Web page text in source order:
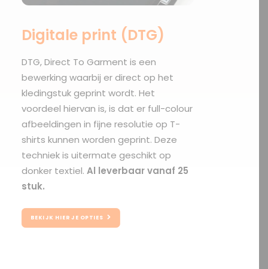
Digitale print (DTG)
DTG, Direct To Garment is een
bewerking waarbij er direct op het
kledingstuk geprint wordt. Het
voordeel hiervan is, is dat er full-colour
afbeeldingen in fijne resolutie op T-
shirts kunnen worden geprint. Deze
techniek is uitermate geschikt op
donker textiel. Al leverbaar vanaf 25
stuk.
BEKIJK HIER JE OPTIES